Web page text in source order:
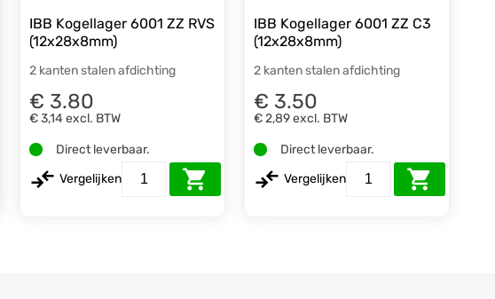
IBB Kogellager 6001 ZZ RVS
(12x28x8mm)
2 kanten stalen afdichting
€ 3.80
€ 3,14 excl. BTW
Direct leverbaar.
Vergelijken
IBB Kogellager 6001 ZZ C3
(12x28x8mm)
2 kanten stalen afdichting
€ 3.50
€ 2,89excl. BTW
Direct leverbaar.
Vergelijken